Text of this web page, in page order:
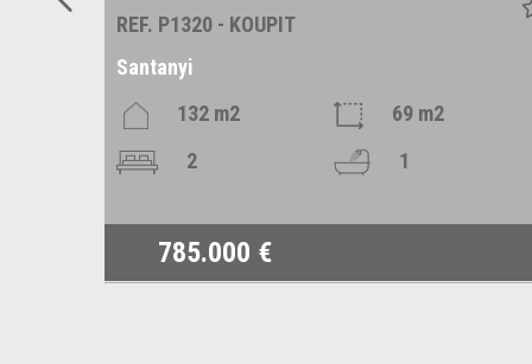
REF. P1320 - KOUPIT
Santanyi
132 m2
69 m2
2
1
785.000 €